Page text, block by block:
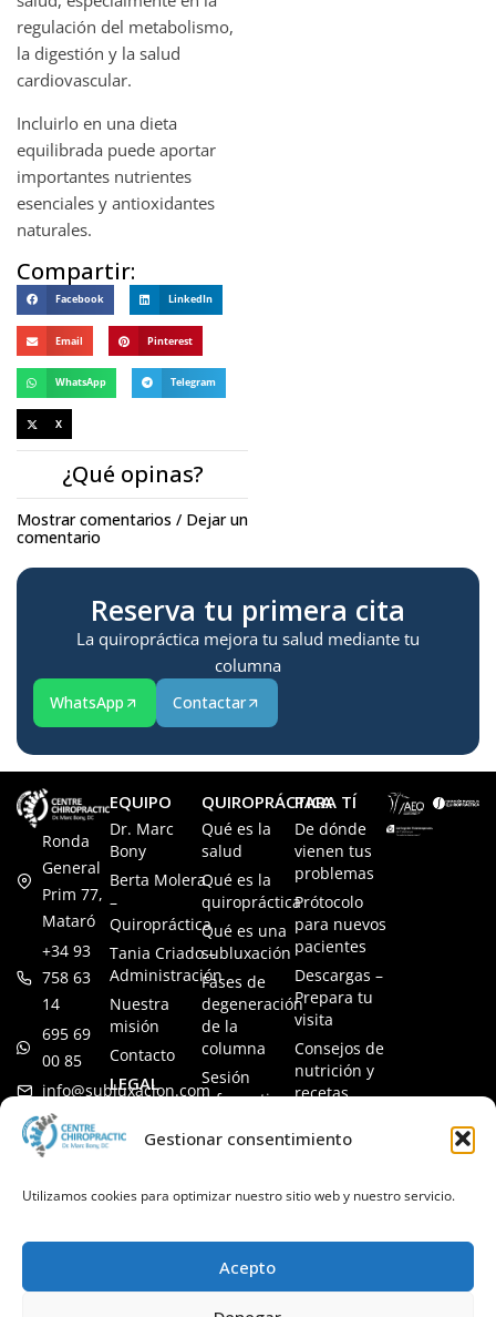
Gestionar consentimiento
Utilizamos cookies para optimizar nuestro sitio web y nuestro servicio.
Acepto
regulación del metabolismo,
la digestión y la salud
cardiovascular.
Incluirlo en una dieta
equilibrada puede aportar
importantes nutrientes
esenciales y antioxidantes
naturales.
Compartir:
Facebook LinkedIn
Email Pinterest
WhatsApp Telegram
X
¿Qué opinas?
Mostrar comentarios / Dejar un
comentario
Reserva tu primera cita
La quiropráctica mejora tu salud mediante tu
columna
WhatsApp Contactar
Ronda
General
Prim 77,
Mataró
+34 93
758 63
14
695 69
00 85
info@subluxacion.com
EQUIPO
Dr. Marc
Bony
Berta Molera
–
Quiropráctica
Tania Criado –
Administración
Nuestra
misión
Contacto
LEGAL
Política de
Política de
QUIROPRÁCTICA
Qué es la
salud
Qué es la
quiropráctica
Qué es una
subluxación
Fases de
degeneración
de la
columna
Sesión
informativa
Quiropráctica
para familias
para
para
empresas
PARA TÍ
De dónde
vienen tus
problemas
Prótocolo
para nuevos
pacientes
Descargas –
Prepara tu
visita
Consejos de
nutrición y
recetas
frecuentes